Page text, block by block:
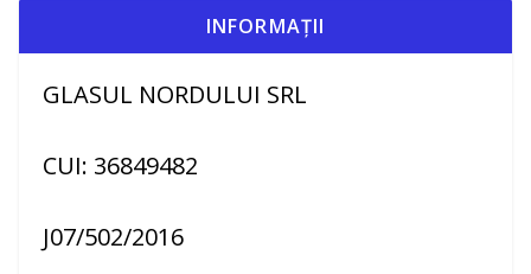
INFORMAȚII
GLASUL NORDULUI SRL
CUI: 36849482
J07/502/2016